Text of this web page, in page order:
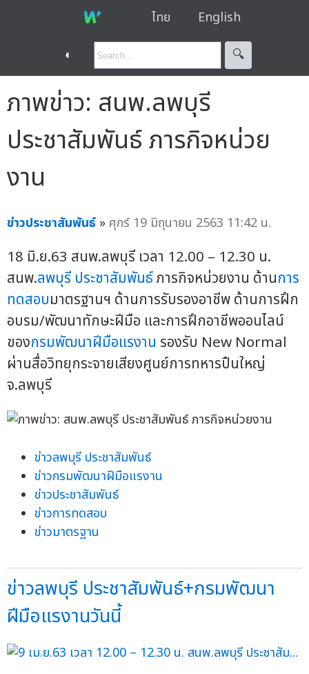
ไทย English
◐ 🔍︎
ภาพข่าว: สนพ.ลพบุรี
ประชาสัมพันธ์ ภารกิจหน่วย
งาน
ข่าวประชาสัมพันธ์ » ศุกร์ 19 มิถุนายน 2563 11:42 น.
18 มิ.ย.63 สนพ.ลพบุรี เวลา 12.00 – 12.30 น.
สนพ.ลพบุรี ประชาสัมพันธ์ภารกิจหน่วยงาน ด้านการ
ทดสอบมาตรฐานฯ ด้านการรับรองอาชีพ ด้านการฝึก
อบรม/พัฒนาทักษะฝีมือ และการฝึกอาชีพออนไลน์
ของกรมพัฒนาฝีมือแรงาน รองรับ New Normal
ผ่านสื่อวิทยุกระจายเสียงศูนย์การทหารปืนใหญ่
จ.ลพบุรี
ข่าวลพบุรี ประชาสัมพันธ์
ข่าวกรมพัฒนาฝีมือแรงาน
ข่าวประชาสัมพันธ์
ข่าวการทดสอบ
ข่าวมาตรฐาน
ข่าวลพบุรี ประชาสัมพันธ์+กรมพัฒนา
ฝีมือแรงานวันนี้